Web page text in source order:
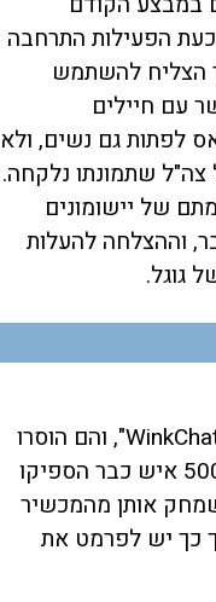
הפעילות התרחבה
הצליח להשתמש
עם חיילים
לפתות גם נשים, ולא
צה"ל שתמונתו נלקחה.
של יישומונים
וההצלחה להעלות
גוגל.
היישומונים נקראו "GlanceLove" ו"WinkChat", והם הוסרו
מהחנות הרשמית בחודש שעבר. כ-500 איש כבר הספיקו
אותן מהמכשיר
כך יש לפרמט את